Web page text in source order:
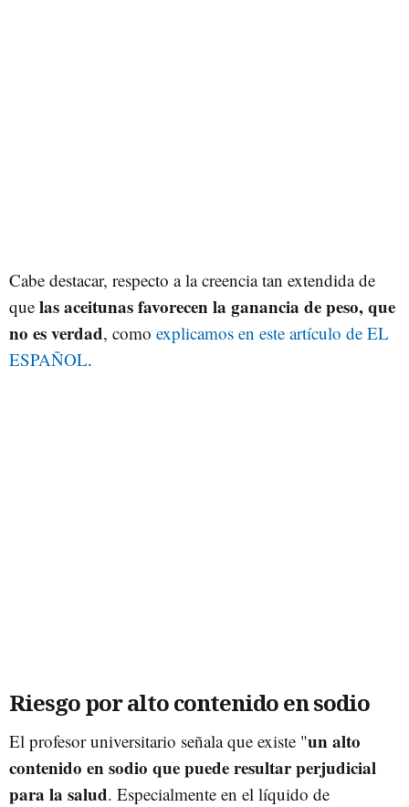
Cabe destacar, respecto a la creencia tan extendida de
que las aceitunas favorecen la ganancia de peso, que
no es verdad, como explicamos en este artículo de EL
ESPAÑOL.
Riesgo por alto contenido en sodio
El profesor universitario señala que existe "un alto
contenido en sodio que puede resultar perjudicial
para la salud. Especialmente en el líquido de